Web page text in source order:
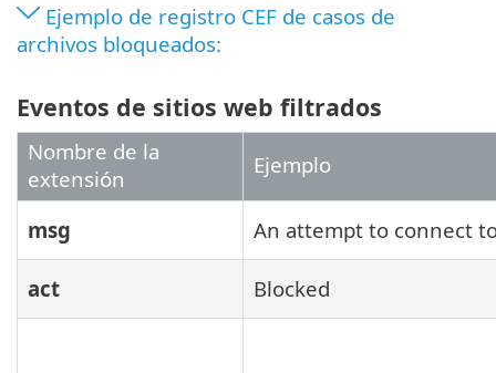
Ejemplo de registro CEF de casos de
archivos bloqueados:
Eventos de sitios web filtrados
Nombre de la
extensión
Ejemplo
msg An attempt to connect
act Blocked